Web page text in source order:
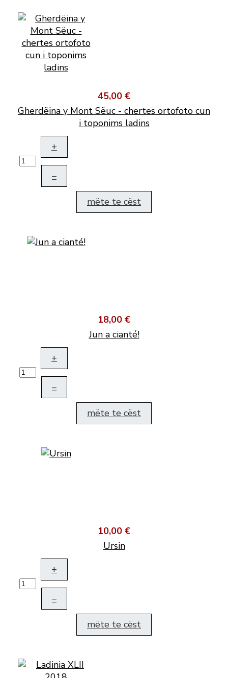
45,00 €
Gherdëina y Mont Sëuc - chertes ortofoto cun
i toponims ladins
+
–
mëte te cëst
18,00 €
Jun a cianté!
+
–
mëte te cëst
10,00 €
Ursin
+
–
mëte te cëst